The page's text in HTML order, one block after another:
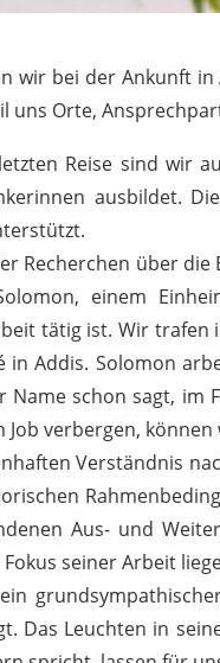
wir bei der Ankunft
uns Orte,
Reise sind wir
ausbildet.
Recherchen über
einem
tätig ist. Wir trafen
in Addis. Solomon
Name schon sagt, im
Job verbergen,
Verständnis
Aus- und
seiner Arbeit
Das Leuchten in